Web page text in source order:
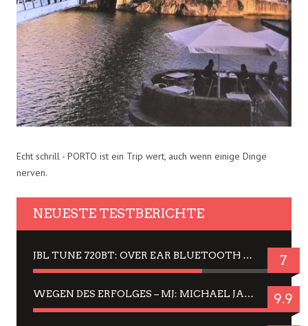
Echt schrill - PORTO ist ein Trip wert, auch wenn einige Dinge
nerven.
NEUESTE TESTBERICHTE
JBL TUNE 720BT: OVER EAR BLUETOOTH KOPFHÖRER UM DIE 50,-€ IM DAUER-TEST 7
WEGEN DES ERFOLGES – MJ: MICHAEL JACKSON MUSICAL IN EINER MATINEE SEHEN 9.9